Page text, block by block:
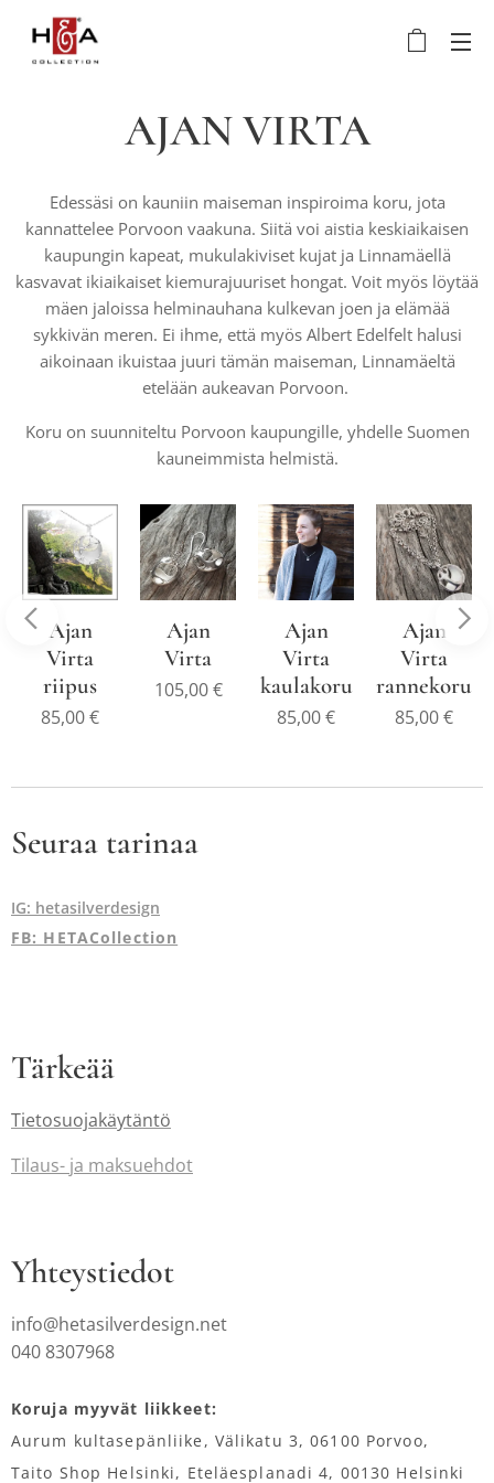
AJAN VIRTA
Edessäsi on kauniin maiseman inspiroima koru, jota
kannattelee Porvoon vaakuna. Siitä voi aistia keskiaikaisen
kaupungin kapeat, mukulakiviset kujat ja Linnamäellä
kasvavat ikiaikaiset kiemurajuuriset hongat. Voit myös löytää
mäen jaloissa helminauhana kulkevan joen ja elämää
sykkivän meren. Ei ihme, että myös Albert Edelfelt halusi
aikoinaan ikuistaa juuri tämän maiseman, Linnamäeltä
etelään aukeavan Porvoon.
Koru on suunniteltu Porvoon kaupungille, yhdelle Suomen
kauneimmista helmistä.
Ajan
Virta
riipus
85,00€
Ajan
Virta
105,00€
Ajan
Virta
kaulakoru
85,00€
Ajan
Virta
rannekoru
85,00€
Seuraa tarinaa
IG: hetasilverdesign
FB: HETACollection
Tärkeää
Tietosuojakäytäntö
Tilaus- ja maksuehdot
Yhteystiedot
info@hetasilverdesign.net
040 8307968
Koruja myyvät liikkeet:
Aurum kultasepänliike, Välikatu 3, 06100 Porvoo,
Taito Shop Helsinki, Eteläesplanadi 4, 00130 Helsinki